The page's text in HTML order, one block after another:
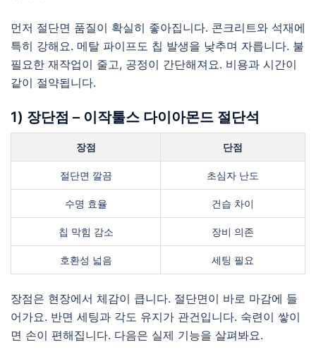
먼저 절단면 품질이 확실히 좋아집니다. 콘크리트와 석재에
특히 강해요. 메탈 파이프도 칩 발생을 낮추며 자릅니다. 불
필요한 재작업이 줄고, 공정이 간단해져요. 비용과 시간이
같이 절약됩니다.
1) 장단점 – 이작툴스 다이아몬드 절단석
장점 단점
절단면 깔끔 초심자 난도
수명 효율 건습 차이
칩 막힘 감소 장비 의존
호환성 넓음 세팅 필요
장점은 현장에서 체감이 큽니다. 절단면이 바로 마감에 들
어가요. 반면 세팅과 각도 유지가 관건입니다. 숙련이 쌓이
면 손이 편해집니다. 다음은 실제 기능을 살펴봐요.